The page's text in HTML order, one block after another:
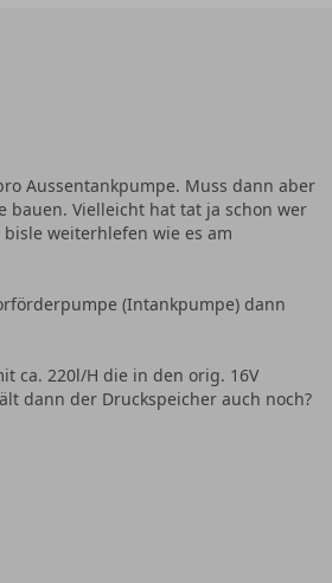
Aussentankpumpe. Muss dann aber
bauen. Vielleicht hat tat ja schon wer
weiterhlefen wie es am
(Intankpumpe) dann
ca. 220l/H die in den orig. 16V
dann der Druckspeicher auch noch?